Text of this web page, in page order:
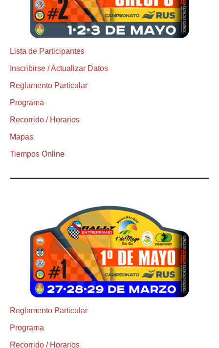
Lista de Participantes
Inscribirse / Actualizar Datos
Reglamento Particular
Programa
Recorrido / Horarios
Mapas
Tiempos Online
Reglamento Particular
Programa
Recorrido / Horarios